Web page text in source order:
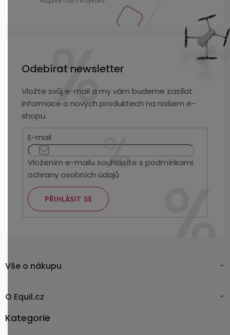
Odebírat newsletter
Vložte svůj e-mail a my vám budeme zasílat
informace o nových produktech na našem e-
shopu.
E-mail
Vložením e-mailu souhlasíte spodmínkami
ochrany osobních údajů
PŘIHLÁSIT SE
Vše o nákupu
O Equil.cz
Kategorie